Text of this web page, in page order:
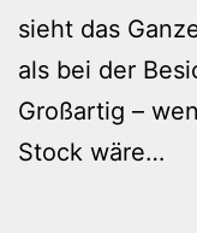
sieht das
als bei der
Großartig –
Stock wäre…